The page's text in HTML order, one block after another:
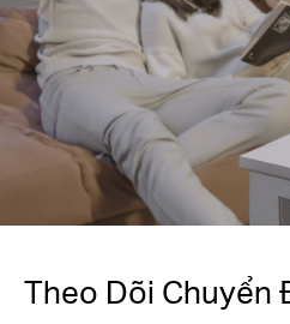
Theo Dõi Chuyển